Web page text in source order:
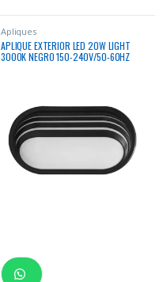
Apliques
APLIQUE EXTERIOR LED 20W LIGHT
3000K NEGRO 150-240V/50-60HZ